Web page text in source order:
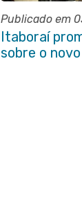
Publicado em
Itaboraí
sobre o